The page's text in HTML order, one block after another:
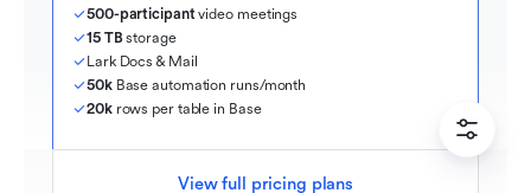
500-participant video meetings
15 TB storage
Lark Docs & Mail
50k Base automation runs/month
20k rows per table in Base
View full pricing plans